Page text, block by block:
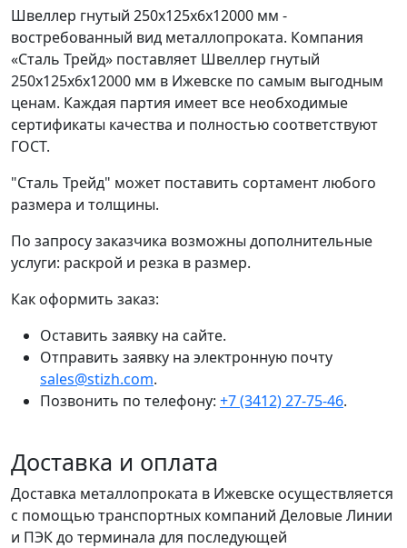
Швеллер гнутый 250x125x6x12000 мм -
востребованный вид металлопроката. Компания
«Сталь Трейд» поставляет Швеллер гнутый
250x125x6x12000 мм в Ижевске по самым выгодным
ценам. Каждая партия имеет все необходимые
сертификаты качества и полностью соответствуют
ГОСТ.
"Сталь Трейд" может поставить сортамент любого
размера и толщины.
По запросу заказчика возможны дополнительные
услуги: раскрой и резка в размер.
Как оформить заказ:
Оставить заявку на сайте.
Отправить заявку на электронную почту
sales@stizh.com.
Позвонить по телефону: +7 (3412) 27-75-46.
Доставка и оплата
Доставка металлопроката в Ижевске осуществляется
с помощью транспортных компаний Деловые Линии
и ПЭК до терминала для последующей